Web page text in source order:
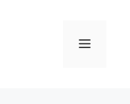
菜